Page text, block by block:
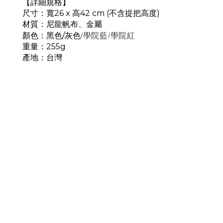
【詳細規格】
尺寸：寬26 x 高42 cm (不含提把高度)
材質：尼龍帆布、金屬
顏色：黑色/灰色/學院藍/學院紅
重量：255g
產地：台灣